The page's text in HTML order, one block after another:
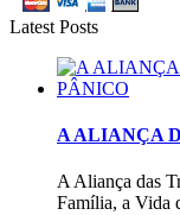
Latest Posts
A ALIANÇA
A Aliança das
Família, a Vida